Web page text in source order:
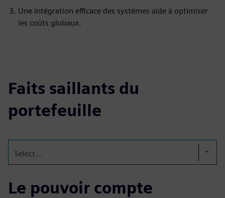
Une intégration efficace des systèmes aide à optimiser
les coûts globaux.
Faits saillants du
portefeuille
Select...
Le pouvoir compte